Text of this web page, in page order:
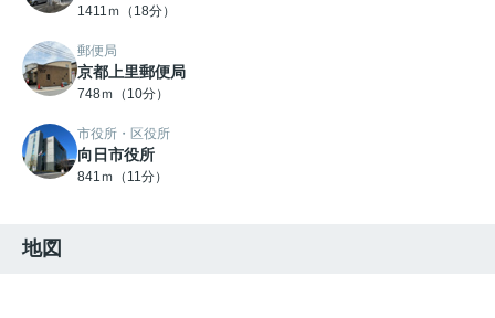
1411ｍ（18分）
郵便局
京都上里郵便局
748ｍ（10分）
市役所・区役所
向日市役所
841ｍ（11分）
地図